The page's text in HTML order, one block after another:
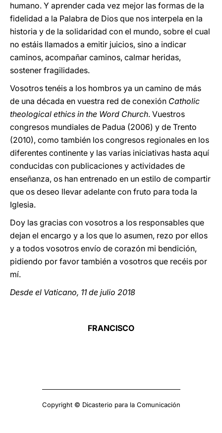
humano. Y aprender cada vez mejor las formas de la
fidelidad a la Palabra de Dios que nos interpela en la
historia y de la solidaridad con el mundo, sobre el cual
no estáis llamados a emitir juicios, sino a indicar
caminos, acompañar caminos, calmar heridas,
sostener fragilidades.
Vosotros tenéis a los hombros ya un camino de más
de una década en vuestra red de conexión Catholic
theological ethics in the Word Church. Vuestros
congresos mundiales de Padua (2006) y de Trento
(2010), como también los congresos regionales en los
diferentes continente y las varias iniciativas hasta aquí
conducidas con publicaciones y actividades de
enseñanza, os han entrenado en un estilo de compartir
que os deseo llevar adelante con fruto para toda la
Iglesia.
Doy las gracias con vosotros a los responsables que
dejan el encargo y a los que lo asumen, rezo por ellos
y a todos vosotros envío de corazón mi bendición,
pidiendo por favor también a vosotros que recéis por
mí.
Desde el Vaticano, 11 de julio 2018
FRANCISCO
Copyright © Dicasterio para la Comunicación